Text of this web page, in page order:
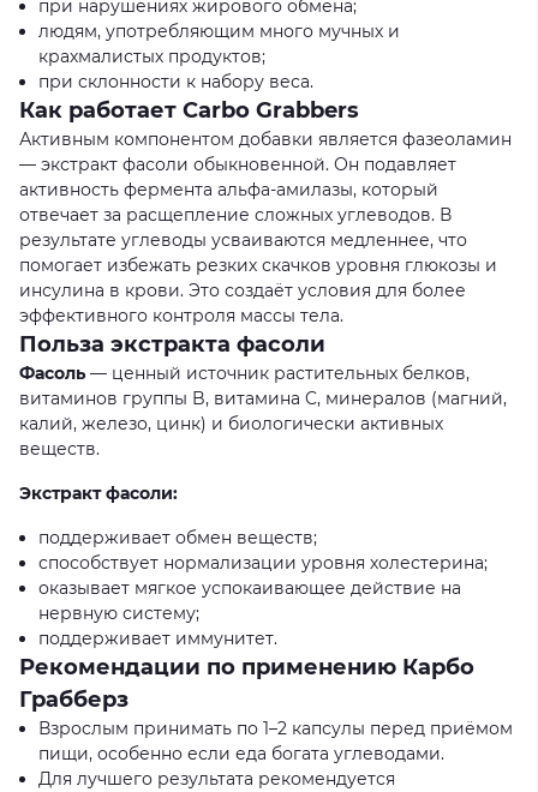
при нарушениях жирового обмена;
людям, употребляющим много мучных и
крахмалистых продуктов;
при склонности к набору веса.
Как работает Carbo Grabbers
Активным компонентом добавки является фазеоламин
— экстракт фасоли обыкновенной. Он подавляет
активность фермента альфа-амилазы, который
отвечает за расщепление сложных углеводов. В
результате углеводы усваиваются медленнее, что
помогает избежать резких скачков уровня глюкозы и
инсулина в крови. Это создаёт условия для более
эффективного контроля массы тела.
Польза экстракта фасоли
Фасоль — ценный источник растительных белков,
витаминов группы B, витамина C, минералов (магний,
калий, железо, цинк) и биологически активных
веществ.
Экстракт фасоли:
поддерживает обмен веществ;
способствует нормализации уровня холестерина;
оказывает мягкое успокаивающее действие на
нервную систему;
поддерживает иммунитет.
Рекомендации по применению Карбо
Грабберз
Взрослым принимать по 1–2 капсулы перед приёмом
пищи, особенно если еда богата углеводами.
Для лучшего результата рекомендуется